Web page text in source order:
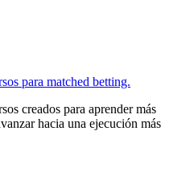
para matched betting.
creados para aprender más
hacia una ejecución más